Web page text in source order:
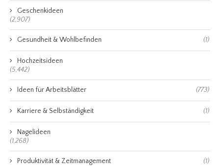
Geschenkideen
(2,907)
Gesundheit & Wohlbefinden (1)
Hochzeitsideen
(5,442)
Ideen für Arbeitsblätter (773)
Karriere & Selbständigkeit (1)
Nagelideen
(1,268)
Produktivität & Zeitmanagement (1)